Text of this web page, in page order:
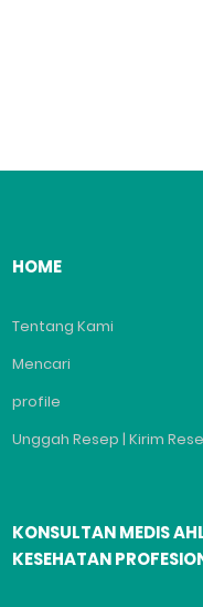
HOME
Tentang Kami
Mencari
profile
Unggah Resep | Kirim
KONSULTAN MEDIS
KESEHATAN